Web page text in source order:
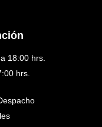
18:00 hrs.
hrs.